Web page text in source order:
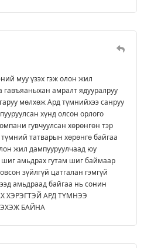
муу үзэх гэж олон жил
амралт ядууралруу
мөлхөж Ард түмнийхээ санруу
хүнд олсон орлого
гувчуулсан хөрөнгөн тэр
түмний татварын хөрөнгө байгаа
жил дампууруулчаад юу
амьдрах гутам шиг баймаар
зүйлгүй цатгалан гэмгүй
амьдраад байгаа нь сонин
ХЭРЭГТЭЙ АРД ТҮМНЭЭ
БАЙНА